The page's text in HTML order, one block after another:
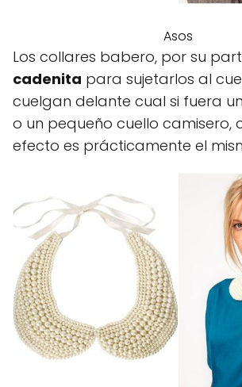
Asos
Los collares babero, por su
cadenita para sujetarlos al
cuelgan delante cual si fuera
o un pequeño cuello camisero,
efecto es prácticamente el